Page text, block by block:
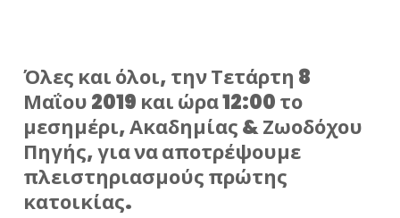
Όλες και όλοι, την Τετάρτη 8
Μαΐου 2019 και ώρα 12:00 το
μεσημέρι, Ακαδημίας & Ζωοδόχου
Πηγής, για να αποτρέψουμε
πλειστηριασμούς πρώτης
κατοικίας.